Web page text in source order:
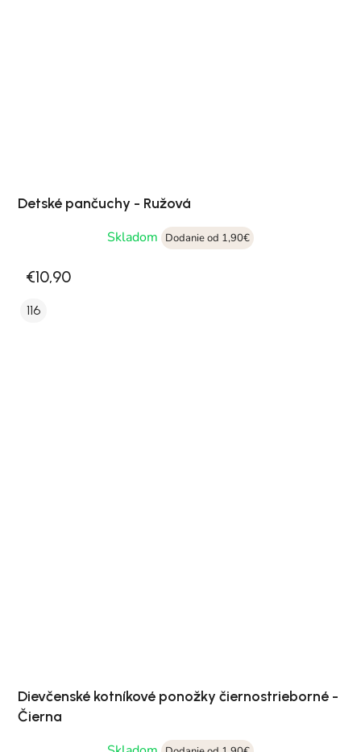
Detské pančuchy - Ružová
Skladom
Dodanie od 1,90€
€10,90
116
Dievčenské kotníkové ponožky čiernostrieborné -
Čierna